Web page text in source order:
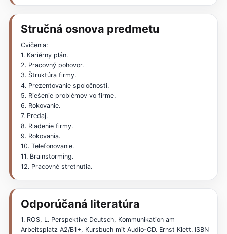
Stručná osnova predmetu
Cvičenia:
1. Kariérny plán.
2. Pracovný pohovor.
3. Štruktúra firmy.
4. Prezentovanie spoločnosti.
5. Riešenie problémov vo firme.
6. Rokovanie.
7. Predaj.
8. Riadenie firmy.
9. Rokovania.
10. Telefonovanie.
11. Brainstorming.
12. Pracovné stretnutia.
Odporúčaná literatúra
1. ROS, L. Perspektive Deutsch, Kommunikation am
Arbeitsplatz A2/B1+, Kursbuch mit Audio-CD. Ernst Klett. ISBN